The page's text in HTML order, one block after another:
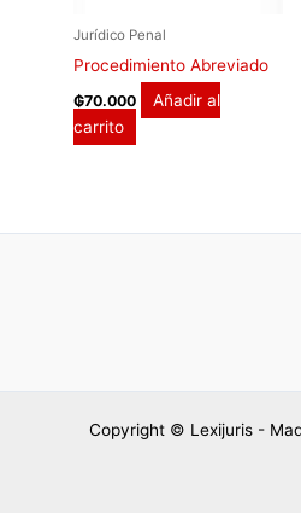
Jurídico Penal
Procedimiento Abreviado
₲70.000
Añadir al
carrito
Copyright © Lexijuris -